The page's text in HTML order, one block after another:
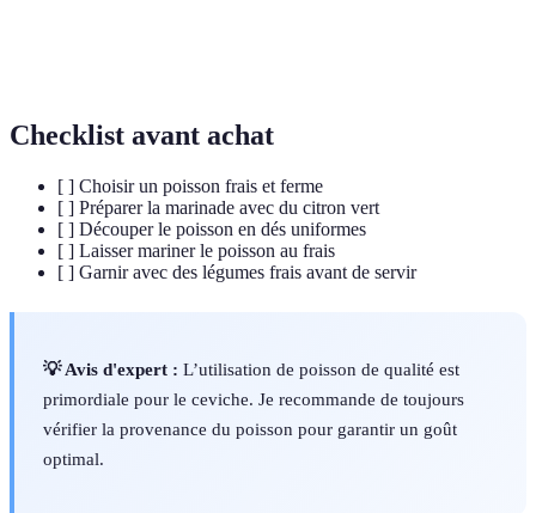
Checklist avant achat
[ ] Choisir un poisson frais et ferme
[ ] Préparer la marinade avec du citron vert
[ ] Découper le poisson en dés uniformes
[ ] Laisser mariner le poisson au frais
[ ] Garnir avec des légumes frais avant de servir
💡 Avis d'expert : L’utilisation de poisson de qualité est
primordiale pour le ceviche. Je recommande de toujours
vérifier la provenance du poisson pour garantir un goût
optimal.